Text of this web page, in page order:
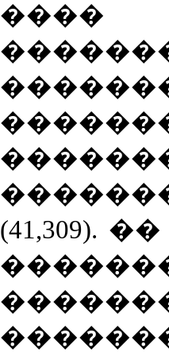
����
(41,309).